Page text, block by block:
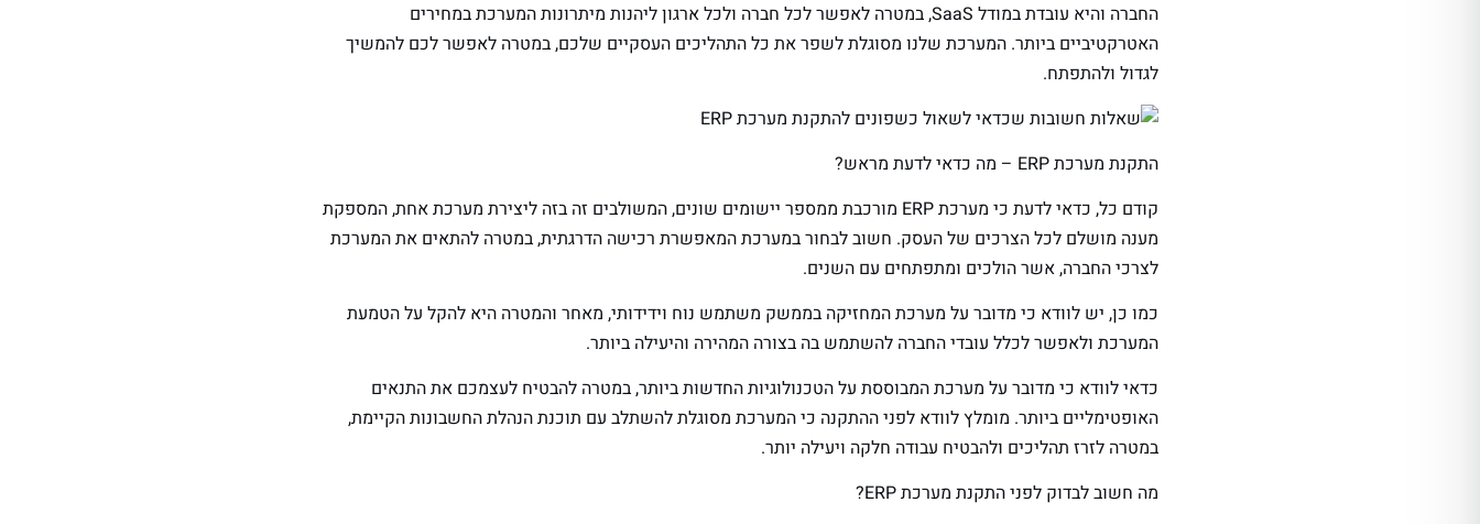
החברה והיא עובדת במודל SaaS, במטרה לאפשר לכל חברה ולכל ארגון ליהנות מיתרונות המערכת במחירים
האטרקטיביים ביותר. המערכת שלנו מסוגלת לשפר את כל התהליכים העסקיים שלכם, במטרה לאפשר לכם להמשיך
לגדול ולהתפתח.
התקנת מערכת ERP – מה כדאי לדעת מראש?
קודם כל, כדאי לדעת כי מערכת ERP מורכבת ממספר יישומים שונים, המשולבים זה בזה ליצירת מערכת אחת, המספקת
מענה מושלם לכל הצרכים של העסק. חשוב לבחור במערכת המאפשרת רכישה הדרגתית, במטרה להתאים את המערכת
לצרכי החברה, אשר הולכים ומתפתחים עם השנים.
כמו כן, יש לוודא כי מדובר על מערכת המחזיקה בממשק משתמש נוח וידידותי, מאחר והמטרה היא להקל על הטמעת
המערכת ולאפשר לכלל עובדי החברה להשתמש בה בצורה המהירה והיעילה ביותר.
כדאי לוודא כי מדובר על מערכת המבוססת על הטכנולוגיות החדשות ביותר, במטרה להבטיח לעצמכם את התנאים
האופטימליים ביותר. מומלץ לוודא לפני ההתקנה כי המערכת מסוגלת להשתלב עם תוכנת הנהלת החשבונות הקיימת,
במטרה לזרז תהליכים ולהבטיח עבודה חלקה ויעילה יותר.
מה חשוב לבדוק לפני התקנת מערכת ERP?